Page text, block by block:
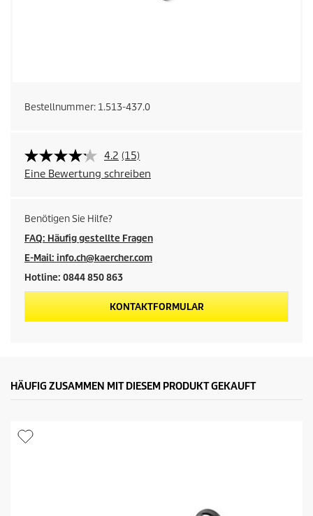
Bestellnummer: 1.513-437.0
4.2 (15)
Eine Bewertung schreiben
Benötigen Sie Hilfe?
FAQ: Häufig gestellte Fragen
E-Mail: info.ch@kaercher.com
Hotline: 0844 850 863
KONTAKTFORMULAR
HÄUFIG ZUSAMMEN MIT DIESEM PRODUKT GEKAUFT